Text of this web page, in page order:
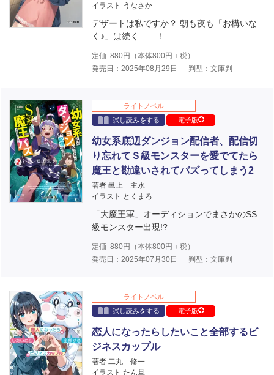
イラスト うなさか
デザートは私ですか？ 朝も夜も「お構いな
く♪」は続く――！
定価 880円（本体800円＋税）
発売日：2025年08月29日
判型：文庫判
ライトノベル
試し読みをする
電子版
幼女系底辺ダンジョン配信者、配信切
り忘れてＳ級モンスターを愛でてたら
魔王と勘違いされてバズってしまう2
著者 邑上 主水
イラスト とくまろ
「大魔王軍」オーディションでまさかのSS
級モンスター出現!?
定価 880円（本体800円＋税）
発売日：2025年07月30日
判型：文庫判
ライトノベル
試し読みをする
電子版
恋人になったらしたいこと全部するビ
ジネスカップル
著者 二丸 修一
イラスト たん旦